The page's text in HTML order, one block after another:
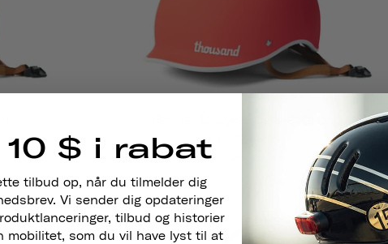
10 $ i rabat
tilbud op, når du tilmelder dig
Vi sender dig opdateringer
tilbud og historier
mobilitet, som du vil have lyst til at